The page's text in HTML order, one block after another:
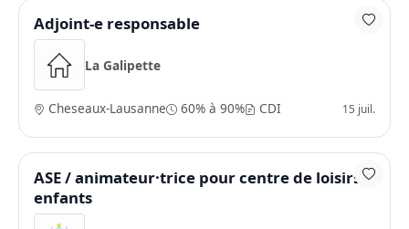
Adjoint-e responsable
La Galipette
Cheseaux-Lausanne 60% à 90% CDI 15 juil.
ASE / animateur·trice pour centre de loisirs
enfants